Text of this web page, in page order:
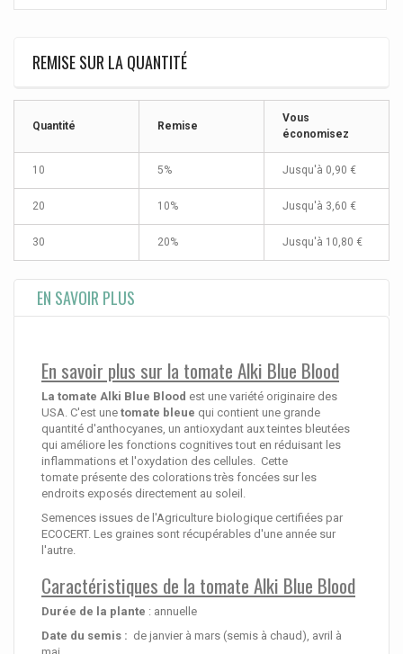
REMISE SUR LA QUANTITÉ
Quantité Remise
Vous
économisez
10 5% Jusqu'à 0,90 €
20 10% Jusqu'à 3,60 €
30 20% Jusqu'à 10,80 €
EN SAVOIR PLUS
En savoir plus sur la tomate Alki Blue Blood
La tomate Alki Blue Blood est une variété originaire des
USA. C'est une tomate bleue qui contient une grande
quantité d'anthocyanes, un antioxydant aux teintes bleutées
qui améliore les fonctions cognitives tout en réduisant les
inflammations et l'oxydation des cellules. Cette
tomate présente des colorations très foncées sur les
endroits exposés directement au soleil.
Semences issues de l'Agriculture biologique certifiées par
ECOCERT. Les graines sont récupérables d'une année sur
l'autre.
Caractéristiques de la tomate Alki Blue Blood
Durée de la plante : annuelle
Date du semis : de janvier à mars (semis à chaud), avril à